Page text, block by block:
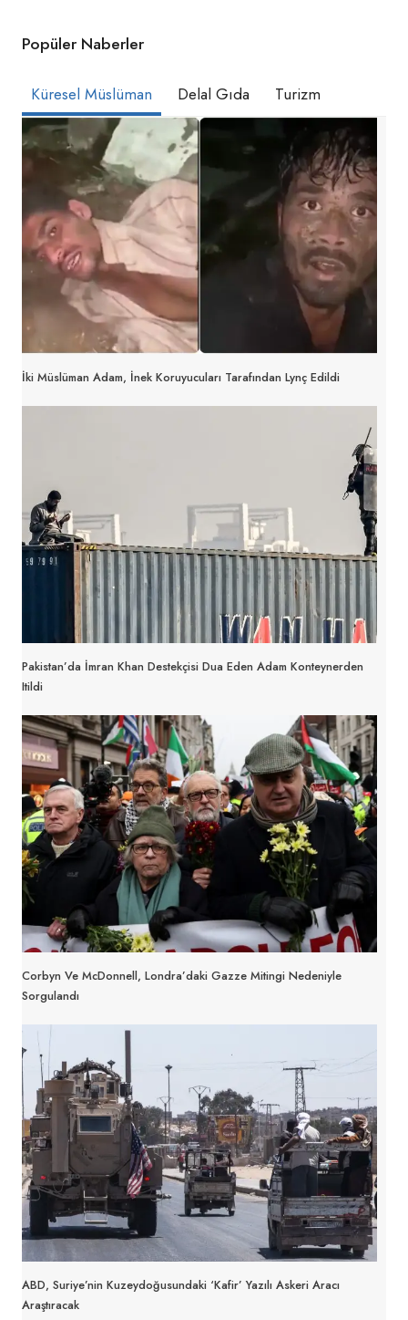
Popüler Naberler
Küresel Müslüman Delal Gıda Turizm
İki Müslüman Adam, İnek Koruyucuları Tarafından Lynç Edildi
Pakistan’da İmran Khan Destekçisi Dua Eden Adam Konteynerden
Itildi
Corbyn Ve McDonnell, Londra’daki Gazze Mitingi Nedeniyle
Sorgulandı
ABD, Suriye’nin Kuzeydoğusundaki ‘kafir’ Yazılı Askeri Aracı
Araştıracak